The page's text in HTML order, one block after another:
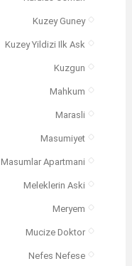
Kuzey Guney
Kuzey Yildizi Ilk Ask
Kuzgun
Mahkum
Marasli
Masumiyet
Masumlar Apartmani
Meleklerin Aski
Meryem
Mucize Doktor
Nefes Nefese